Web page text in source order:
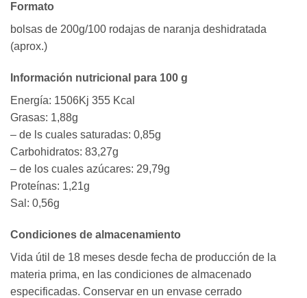
Formato
bolsas de 200g/100 rodajas de naranja deshidratada
(aprox.)
Información nutricional para 100 g
Energía: 1506Kj 355 Kcal
Grasas: 1,88g
– de ls cuales saturadas: 0,85g
Carbohidratos: 83,27g
– de los cuales azúcares: 29,79g
Proteínas: 1,21g
Sal: 0,56g
Condiciones de almacenamiento
Vida útil de 18 meses desde fecha de producción de la
materia prima, en las condiciones de almacenado
especificadas. Conservar en un envase cerrado